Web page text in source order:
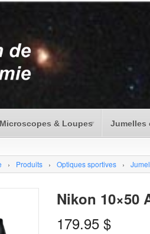
Microscopes & Loupes Jumelles
› Produits › Optiques sportives ›
Nikon 10×50
179.95 $